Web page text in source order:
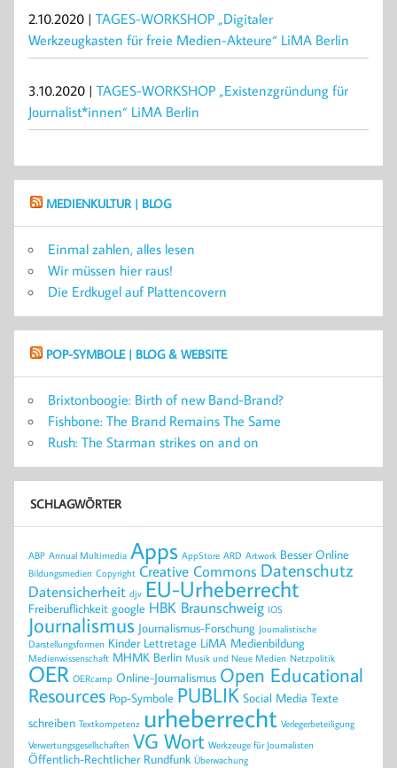
2.10.2020 | TAGES-WORKSHOP „Digitaler
Werkzeugkasten für freie Medien-Akteure“ LiMA Berlin
3.10.2020 | TAGES-WORKSHOP „Existenzgründung für
Journalist*innen“ LiMA Berlin
MEDIENKULTUR | BLOG
Einmal zahlen, alles lesen
Wir müssen hier raus!
Die Erdkugel auf Plattencovern
POP-SYMBOLE | BLOG & WEBSITE
Brixtonboogie: Birth of new Band-Brand?
Fishbone: The Brand Remains The Same
Rush: The Starman strikes on and on
SCHLAGWÖRTER
ABP Annual Multimedia Apps AppStore ARD Artwork Besser Online
Bildungsmedien Copyright Creative Commons Datenschutz
Datensicherheit djv EU-Urheberrecht
Freiberuflichkeit google HBK Braunschweig IOS
Journalismus Journalismus-Forschung Journalistische
Darstellungsformen Kinder Lettretage LiMA Medienbildung
Medienwissenschaft MHMK Berlin Musik und Neue Medien Netzpolitik
OER OERcamp Online-Journalismus Open Educational
Resources Pop-Symbole PUBLIK Social Media Texte
schreiben Textkompetenz urheberrecht Verlegerbeteiligung
Verwertungsgesellschaften VG Wort Werkzeuge für Journalisten
Öffentlich-Rechtlicher Rundfunk Überwachung